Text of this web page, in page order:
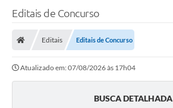
Editais de Concurso
Editais Editais de Concurso
Atualizado em: 07/08/2026 às 17h04
BUSCA DETALHADA